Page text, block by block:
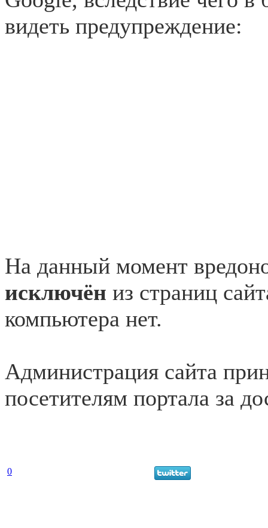
видеть предупреждение:
На данный момент
исключён из страниц
компьютера нет.
Администрация сайта
посетителям портала за
0